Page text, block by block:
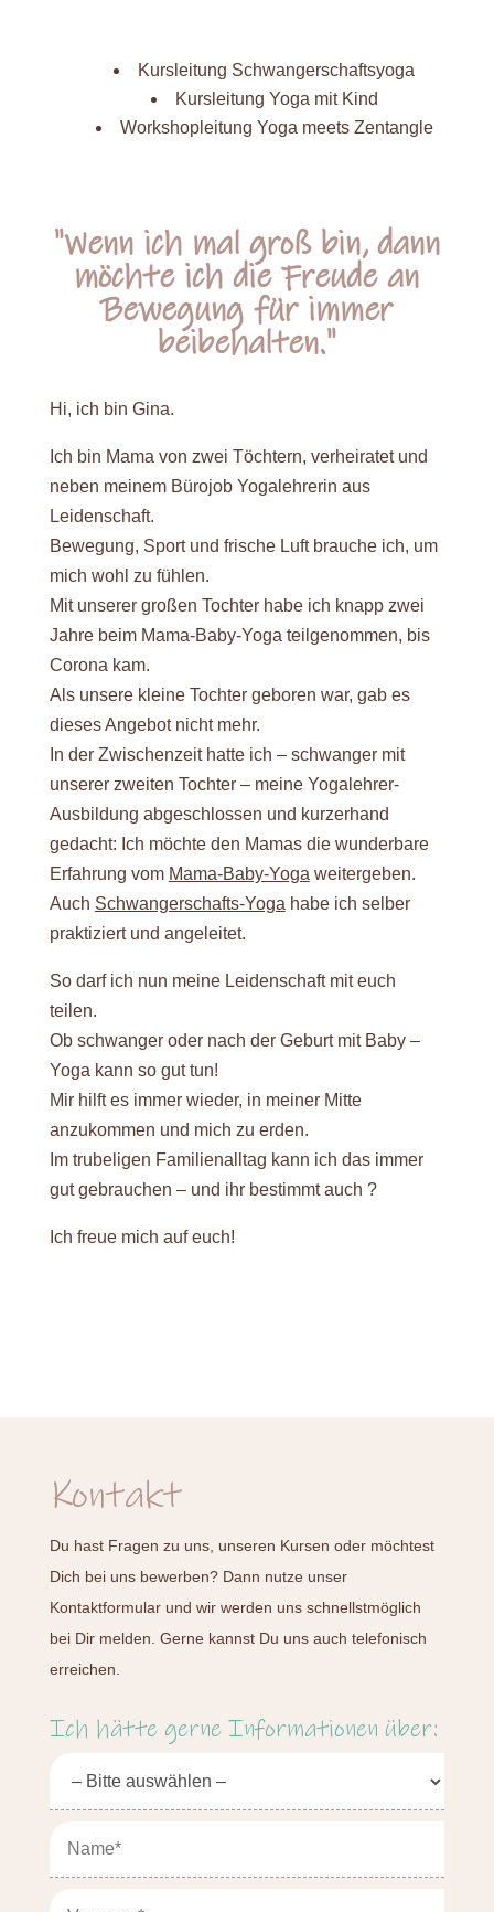
Kursleitung Schwangerschaftsyoga
Kursleitung Yoga mit Kind
Workshopleitung Yoga meets Zentangle
"Wenn ich mal groß bin, dann
möchte ich die Freude an
Bewegung für immer
beibehalten."
Hi, ich bin Gina.
Ich bin Mama von zwei Töchtern, verheiratet und
neben meinem Bürojob Yogalehrerin aus
Leidenschaft.
Bewegung, Sport und frische Luft brauche ich, um
mich wohl zu fühlen.
Mit unserer großen Tochter habe ich knapp zwei
Jahre beim Mama-Baby-Yoga teilgenommen, bis
Corona kam.
Als unsere kleine Tochter geboren war, gab es
dieses Angebot nicht mehr.
In der Zwischenzeit hatte ich – schwanger mit
unserer zweiten Tochter – meine Yogalehrer-
Ausbildung abgeschlossen und kurzerhand
gedacht: Ich möchte den Mamas die wunderbare
Erfahrung vom Mama-Baby-Yoga weitergeben.
Auch Schwangerschafts-Yoga habe ich selber
praktiziert und angeleitet.
So darf ich nun meine Leidenschaft mit euch
teilen.
Ob schwanger oder nach der Geburt mit Baby –
Yoga kann so gut tun!
Mir hilft es immer wieder, in meiner Mitte
anzukommen und mich zu erden.
Im trubeligen Familienalltag kann ich das immer
gut gebrauchen – und ihr bestimmt auch ?
Ich freue mich auf euch!
Kontakt
Du hast Fragen zu uns, unseren Kursen oder möchtest
Dich bei uns bewerben? Dann nutze unser
Kontaktformular und wir werden uns schnellstmöglich
bei Dir melden. Gerne kannst Du uns auch telefonisch
erreichen.
Ich hätte gerne Informationen über: